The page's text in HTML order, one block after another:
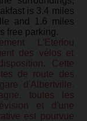
is 3.4 miles
and 1.6 miles
free parking.
L'Eterlou
des vélos et
Cette
de route des
d'Albertville.
toutes les
et d'une
est pourvue